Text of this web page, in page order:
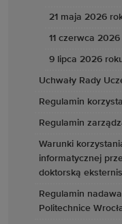
21 maja 2026
11 czerwca 2026
9 lipca 2026
Uchwały Rady
Regulamin
Regulamin
Warunki
informatycznej
doktorską
Regulamin
Politechnice